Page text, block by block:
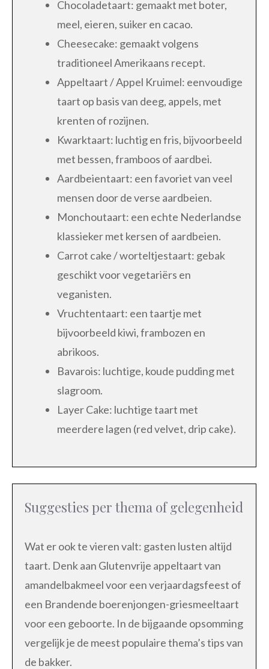
Chocoladetaart: gemaakt met boter,
meel, eieren, suiker en cacao.
Cheesecake: gemaakt volgens
traditioneel Amerikaans recept.
Appeltaart / Appel Kruimel: eenvoudige
taart op basis van deeg, appels, met
krenten of rozijnen.
Kwarktaart: luchtig en fris, bijvoorbeeld
met bessen, framboos of aardbei.
Aardbeientaart: een favoriet van veel
mensen door de verse aardbeien.
Monchoutaart: een echte Nederlandse
klassieker met kersen of aardbeien.
Carrot cake / worteltjestaart: gebak
geschikt voor vegetariërs en
veganisten.
Vruchtentaart: een taartje met
bijvoorbeeld kiwi, frambozen en
abrikoos.
Bavarois: luchtige, koude pudding met
slagroom.
Layer Cake: luchtige taart met
meerdere lagen (red velvet, drip cake).
Suggesties per thema of gelegenheid
Wat er ook te vieren valt: gasten lusten altijd
taart. Denk aan Glutenvrije appeltaart van
amandelbakmeel voor een verjaardagsfeest of
een Brandende boerenjongen-griesmeeltaart
voor een geboorte. In de bijgaande opsomming
vergelijk je de meest populaire thema’s tips van
de bakker.